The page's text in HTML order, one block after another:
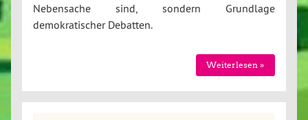
Nebensache sind, sondern Grundlage
demokratischer Debatten.
Weiterlesen »